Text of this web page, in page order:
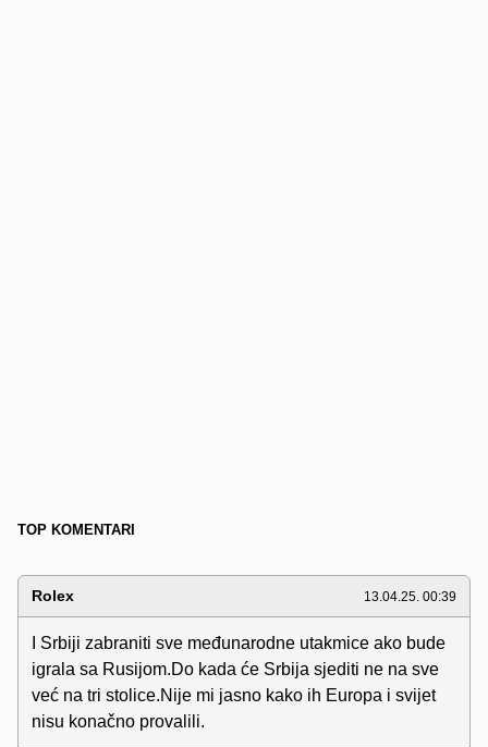
TOP KOMENTARI
Rolex 13.04.25. 00:39
I Srbiji zabraniti sve međunarodne utakmice ako bude
igrala sa Rusijom.Do kada će Srbija sjediti ne na sve
već na tri stolice.Nije mi jasno kako ih Europa i svijet
nisu konačno provalili.